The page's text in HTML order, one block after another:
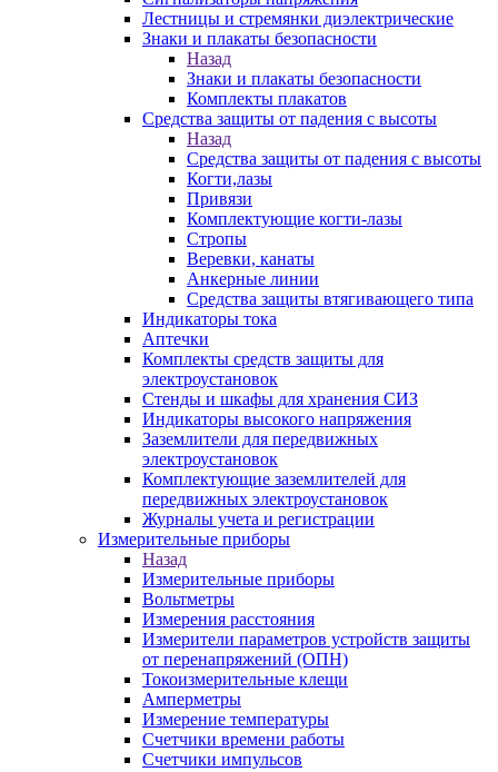
Лестницы и стремянки диэлектрические
Знаки и плакаты безопасности
Назад
Знаки и плакаты безопасности
Комплекты плакатов
Средства защиты от падения с высоты
Назад
Средства защиты от падения с высоты
Когти,лазы
Привязи
Комплектующие когти-лазы
Стропы
Веревки, канаты
Анкерные линии
Средства защиты втягивающего типа
Индикаторы тока
Аптечки
Комплекты средств защиты для
электроустановок
Стенды и шкафы для хранения СИЗ
Индикаторы высокого напряжения
Заземлители для передвижных
электроустановок
Комплектующие заземлителей для
передвижных электроустановок
Журналы учета и регистрации
Измерительные приборы
Назад
Измерительные приборы
Вольтметры
Измерения расстояния
Измерители параметров устройств защиты
от перенапряжений (ОПН)
Токоизмерительные клещи
Амперметры
Измерение температуры
Счетчики времени работы
Счетчики импульсов